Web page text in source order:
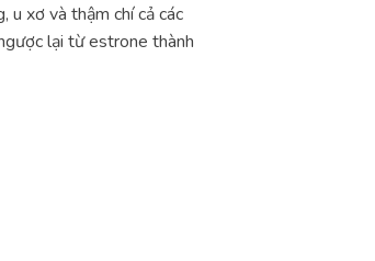
u xơ và thậm chí cả các
lại từ estrone thành